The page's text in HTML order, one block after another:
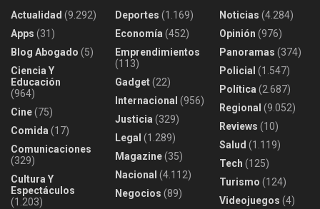
Actualidad (9.292)
Apps (31)
Blog Abogado (5)
Ciencia Y
Educación
(964)
Cine(75)
Comida (17)
Comunicaciones
(329)
Cultura Y
Espectáculos
(1.203)
Deportes (1.169)
Economía (452)
Emprendimientos
(113)
Gadget(22)
Internacional (956)
Justicia (329)
Legal (1.289)
Magazine(35)
Nacional (4.112)
Negocios (89)
Noticias (4.284)
Opinión (976)
Panoramas (374)
Policial (1.547)
Política (2.687)
Regional (9.052)
Reviews (10)
Salud (1.119)
Tech (125)
Turismo (124)
Videojuegos (4)